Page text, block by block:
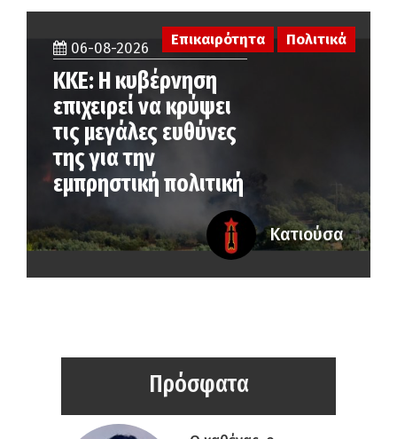
06-08-2026
ΚΚΕ: Η κυβέρνηση
επιχειρεί να κρύψει
τις μεγάλες ευθύνες
της για την
εμπρηστική πολιτική
Επικαιρότητα Πολιτικά
Κατιούσα
Πρόσφατα